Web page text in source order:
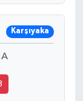
Karşıyaka